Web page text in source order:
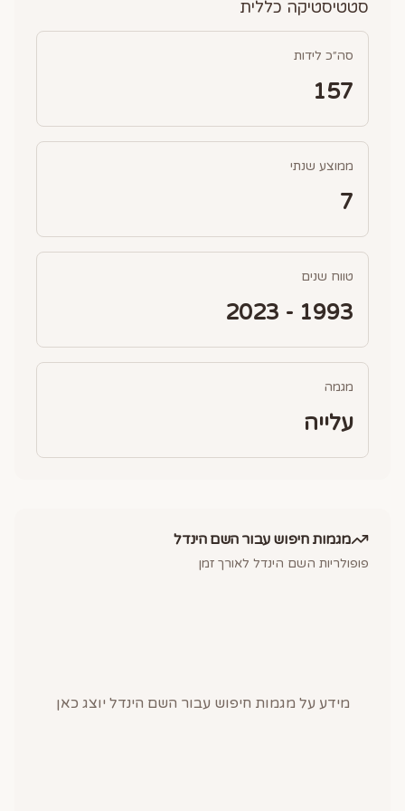
סטטיסטיקה כללית
סה״כ לידות
157
ממוצע שנתי
7
טווח שנים
1993 - 2023
מגמה
עלייה
מגמות חיפוש עבור השםהינדל
פופולריות השם הינדל לאורך זמן
מידע על מגמות חיפוש עבור השם הינדל יוצג כאן